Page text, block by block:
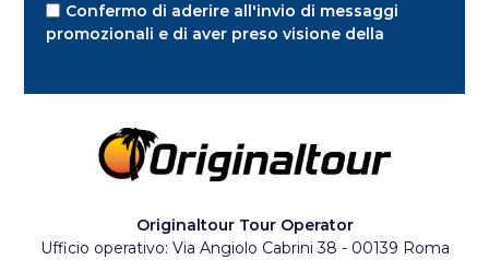
Confermo di aderire all'invio di messaggi
promozionali e di aver preso visione della
Originaltour Tour Operator
Ufficio operativo: Via Angiolo Cabrini 38 - 00139 Roma